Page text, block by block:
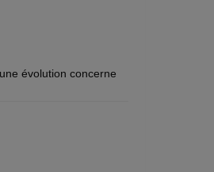
évolution concerne